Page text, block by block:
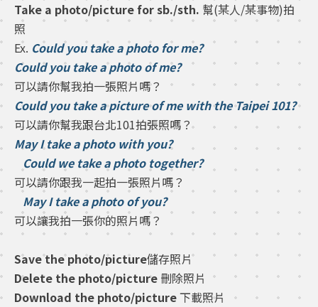
Take a photo/picture for sb./sth. 幫(某人/某事物)拍
照
Ex. Could you take a photo for me?
Could you take a photo of me?
可以請你幫我拍一張照片嗎？
Could you take a picture of me with the Taipei 101?
可以請你幫我跟台北101拍張照嗎？
May I take a photo with you?
Could we take a photo together?
可以請你跟我一起拍一張照片嗎？
May I take a photo of you?
可以讓我拍一張你的照片嗎？
Save the photo/picture儲存照片
Delete the photo/picture 刪除照片
Download the photo/picture下載照片